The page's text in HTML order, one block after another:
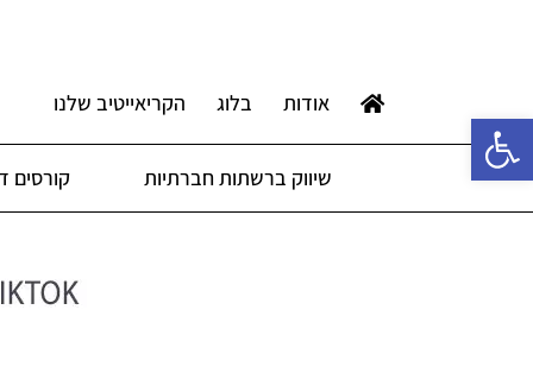
אודות בלוג הקריאייטיב שלנו
שיווק ברשתות חברתיות קורסים
פתח סרגל נגישות